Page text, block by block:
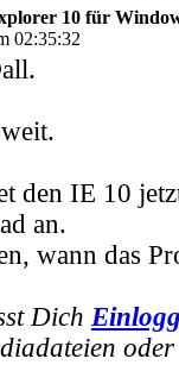
10 für
02:35:32
den IE 10
an.
wann das
Dich